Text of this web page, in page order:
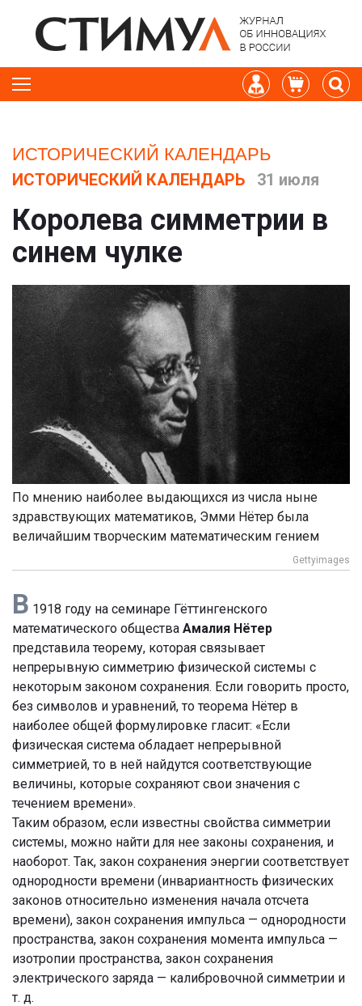
ИСТОРИЧЕСКИЙ КАЛЕНДАРЬ
ИСТОРИЧЕСКИЙ КАЛЕНДАРЬ 31 июля
Королева симметрии в
синем чулке
По мнению наиболее выдающихся из числа ныне
здравствующих математиков, Эмми Нётер была
величайшим творческим математическим гением
Gettyimages
В 1918 году на семинаре Гёттингенского
математического общества Амалия Нётер
представила теорему, которая связывает
непрерывную симметрию физической системы с
некоторым законом сохранения. Если говорить просто,
без символов и уравнений, то теорема Нётер в
наиболее общей формулировке гласит: «Если
физическая система обладает непрерывной
симметрией, то в ней найдутся соответствующие
величины, которые сохраняют свои значения с
течением времени».
Таким образом, если известны свойства симметрии
системы, можно найти для нее законы сохранения, и
наоборот. Так, закон сохранения энергии соответствует
однородности времени (инвариантность физических
законов относительно изменения начала отсчета
времени), закон сохранения импульса — однородности
пространства, закон сохранения момента импульса —
изотропии пространства, закон сохранения
электрического заряда — калибровочной симметрии и
т. д.